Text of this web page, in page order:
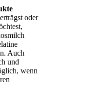
oder
Auch
und
wenn